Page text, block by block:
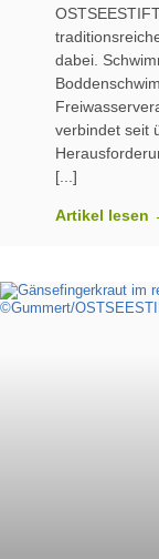
dabei.
verbindet seit
Artikel lesen